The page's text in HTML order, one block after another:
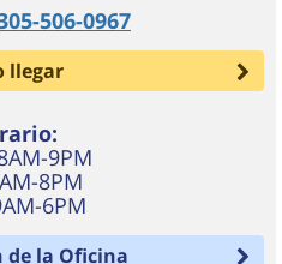
506-0967
llegar
9PM
8PM
6PM
la Oficina